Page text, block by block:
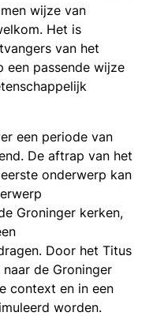
wijze van
Het is
van het
een passende wijze
een periode van
De aftrap van het
onderwerp kan
Groninger kerken,
Door het Titus
de Groninger
context en in een
worden.